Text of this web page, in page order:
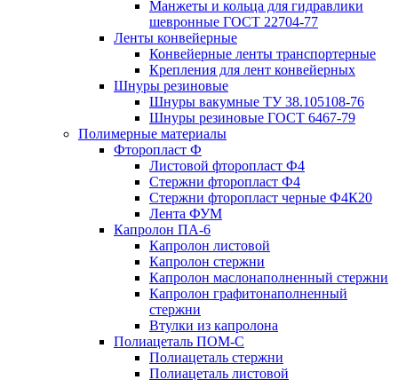
Манжеты и кольца для гидравлики
шевронные ГОСТ 22704-77
Ленты конвейерные
Конвейерные ленты транспортерные
Крепления для лент конвейерных
Шнуры резиновые
Шнуры вакумные ТУ 38.105108-76
Шнуры резиновые ГОСТ 6467-79
Полимерные материалы
Фторопласт Ф
Листовой фторопласт Ф4
Стержни фторопласт Ф4
Стержни фторопласт черные Ф4К20
Лента ФУМ
Капролон ПА-6
Капролон листовой
Капролон стержни
Капролон маслонаполненный стержни
Капролон графитонаполненный
стержни
Втулки из капролона
Полиацеталь ПОМ-С
Полиацеталь стержни
Полиацеталь листовой